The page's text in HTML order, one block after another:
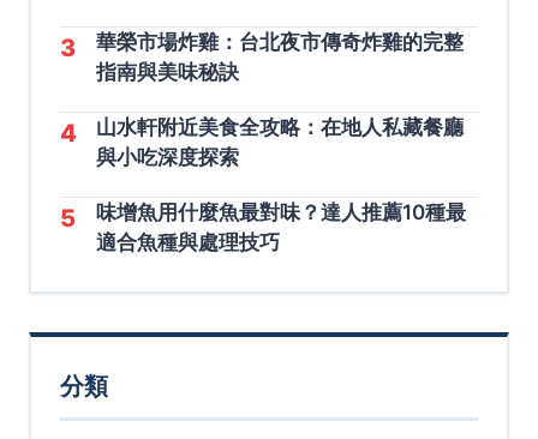
3
華榮市場炸雞：台北夜市傳奇炸雞的完整
指南與美味秘訣
4
山水軒附近美食全攻略：在地人私藏餐廳
與小吃深度探索
5
味增魚用什麼魚最對味？達人推薦10種最
適合魚種與處理技巧
分類